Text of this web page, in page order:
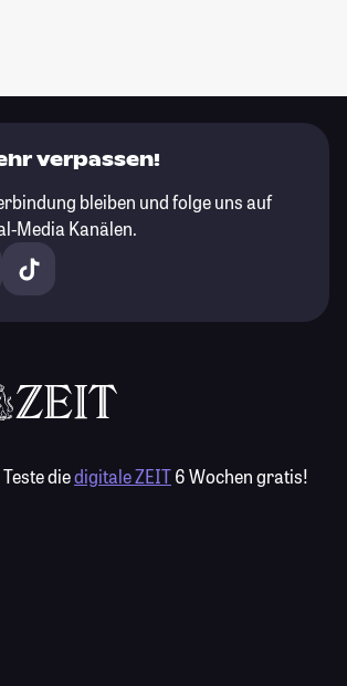
verpassen!
bleiben und folge uns auf
Media Kanälen.
Teste diedigitale ZEIT6 Wochen gratis!